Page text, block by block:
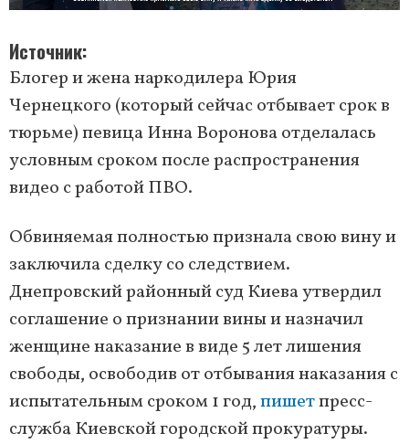
Источник
Блогер и жена наркодилера Юрия
Чернецкого (который сейчас отбывает срок в
тюрьме) певица Инна Воронова отделалась
условным сроком после распространения
видео с работой ПВО.
Обвиняемая полностью признала свою вину и
заключила сделку со следствием.
Днепровский районный суд Киева утвердил
соглашение о признании вины и назначил
женщине наказание в виде 5 лет лишения
свободы, освободив от отбывания наказания с
испытательным сроком 1 год,пишетпресс-
служба Киевской городской прокуратуры.